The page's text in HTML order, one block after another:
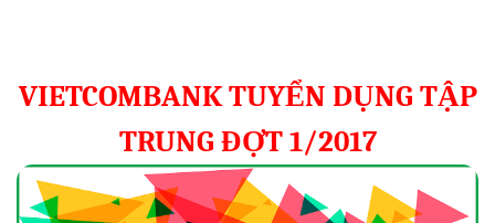
VIETCOMBANK TUYỂN DỤNG TẬP
TRUNG ĐỢT 1/2017